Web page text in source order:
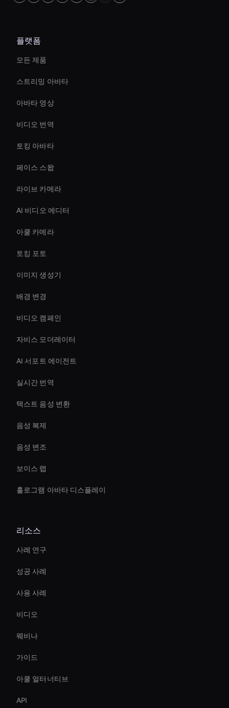
플랫폼
모든 제품
스트리밍 아바타
아바타 영상
비디오 번역
토킹 아바타
페이스 스왑
라이브 카메라
AI 비디오 에디터
아쿨 카메라
토킹 포토
이미지 생성기
배경 변경
비디오 캠페인
자비스 모더레이터
AI 서포트 에이전트
실시간 번역
텍스트 음성 변환
음성 복제
음성 변조
보이스 랩
홀로그램 아바타 디스플레이
리소스
사례 연구
성공 사례
사용 사례
비디오
웨비나
가이드
아쿨 얼터너티브
API